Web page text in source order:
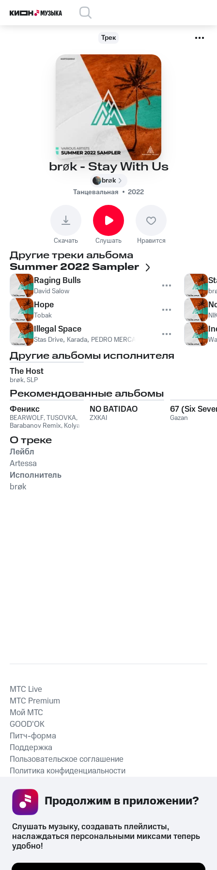
Трек
brøk - Stay With Us
brøk
Танцевальная
2022
Скачать Слушать Нравится
Другие треки альбома
Summer 2022 Sampler
Raging Bulls
David Salow
Hope
Tobak
Illegal Space
Stas Drive, Karada, PEDRO MERCADO
Другие альбомы исполнителя
The Host
brøk,SLP
Рекомендованные альбомы
Феникс
BEARWOLF,TUSOVKA,
Barabanov Remix, Kolya
NO BATIDAO
ZXKAI
67 (Six
Gazan
О треке
Лейбл
Artessa
Исполнитель
brøk
СКАЧАТЬ ПРИЛОЖЕНИЕ
MTС Live
MTС Premium
Мой МТС
GOOD’OK
Питч-форма
Поддержка
Пользовательское соглашение
Политика конфиденциальности
психотропных веществ, их аналогов причиняет вред здоровью,
Слушать музыку, создавать плейлисты,
наслаждаться персональными миксами теперь
удобно!